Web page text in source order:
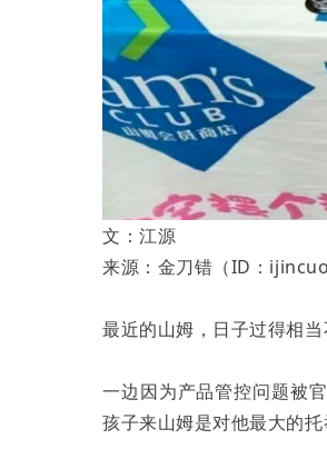
文：江源
来源：金刀错（ID：
最近的山姆，日子过得相当
一边因为产品管控问题被
孩子来山姆是对他最大的托